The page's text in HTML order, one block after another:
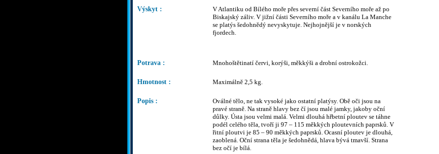
Výskyt :
V Atlantiku od Bílého moře přes severní část Severního moře až po
Biskajský záliv. V jižní části Severního moře a v kanálu La Manche
se platýs šedohnědý nevyskytuje. Nejhojnější je v norských
fjordech.
Potrava : Mnohoštětinatí červi, korýši, měkkýši a drobní ostrokožci.
Hmotnost : Maximálně 2,5 kg.
Popis :
Oválné tělo, ne tak vysoké jako ostatní platýsy. Obě oči jsou na
pravé straně. Na straně hlavy bez čí jsou malé jamky, jakoby oční
důlky. Ústa jsou velmi malá. Velmi dlouhá hřbetní ploutev se táhne
podél celého těla, tvoří ji 97 – 115 měkkých ploutevních paprsků. V
řitní ploutvi je 85 – 90 měkkých paprsků. Ocasní ploutev je dlouhá,
zaoblená. Oční strana těla je šedohnědá, hlava bývá tmavší. Strana
bez očí je bílá.